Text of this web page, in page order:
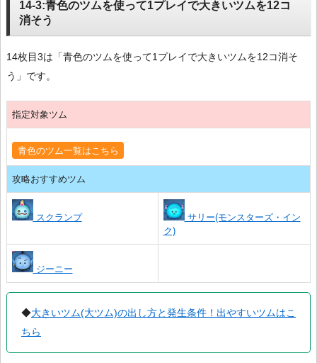
14-3:青色のツムを使って1プレイで大きいツムを12コ
消そう
14枚目3は「青色のツムを使って1プレイで大きいツムを12コ消そ
う」です。
指定対象ツム
青色のツム一覧はこちら
攻略おすすめツム
スクランプ
サリー(モンスターズ・イン
ク)
ジーニー
◆大きいツム(大ツム)の出し方と発生条件！出やすいツムはこ
ちら